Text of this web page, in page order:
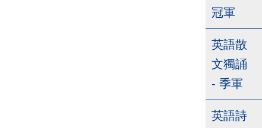
冠軍
英語散
文獨誦
- 季軍
英語詩